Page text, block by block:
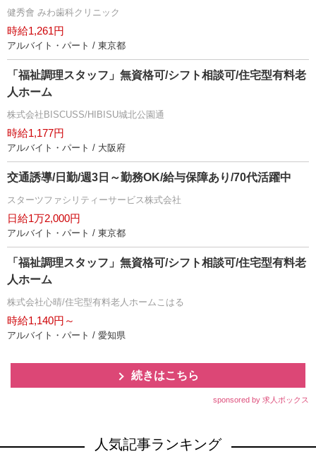
健秀會 みわ歯科クリニック
時給1,261円
アルバイト・パート / 東京都
「福祉調理スタッフ」無資格可/シフト相談可/住宅型有料老
人ホーム
株式会社BISCUSS/HIBISU城北公園通
時給1,177円
アルバイト・パート / 大阪府
交通誘導/日勤/週3日～勤務OK/給与保障あり/70代活躍中
スターツファシリティーサービス株式会社
日給1万2,000円
アルバイト・パート / 東京都
「福祉調理スタッフ」無資格可/シフト相談可/住宅型有料老
人ホーム
株式会社心晴/住宅型有料老人ホームこはる
時給1,140円～
アルバイト・パート / 愛知県
続きはこちら
sponsored by 求人ボックス
人気記事ランキング